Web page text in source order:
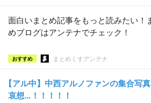
面白いまとめ記事をもっと読みたい！
めブログはアンテナでチェック！
おすすめ まとめくすアンテナ
【アル中】中西アルノファンの集合写
哀想…！！！！！